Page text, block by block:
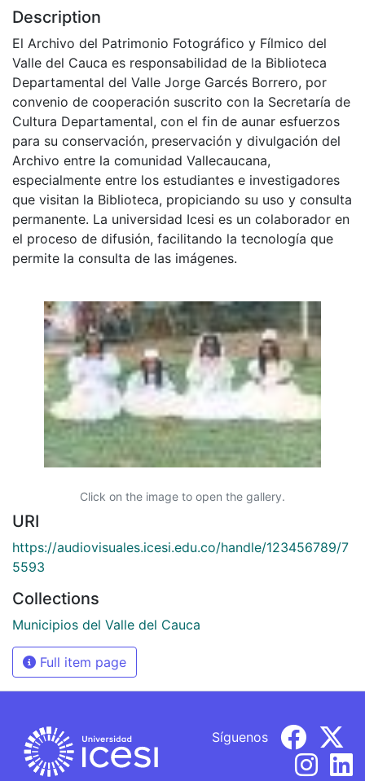
Description
El Archivo del Patrimonio Fotográfico y Fílmico del
Valle del Cauca es responsabilidad de la Biblioteca
Departamental del Valle Jorge Garcés Borrero, por
convenio de cooperación suscrito con la Secretaría de
Cultura Departamental, con el fin de aunar esfuerzos
para su conservación, preservación y divulgación del
Archivo entre la comunidad Vallecaucana,
especialmente entre los estudiantes e investigadores
que visitan la Biblioteca, propiciando su uso y consulta
permanente. La universidad Icesi es un colaborador en
el proceso de difusión, facilitando la tecnología que
permite la consulta de las imágenes.
Click on the image to open the gallery.
URI
https://audiovisuales.icesi.edu.co/handle/123456789/7
5593
Collections
Municipios del Valle del Cauca
Full item page
Síguenos